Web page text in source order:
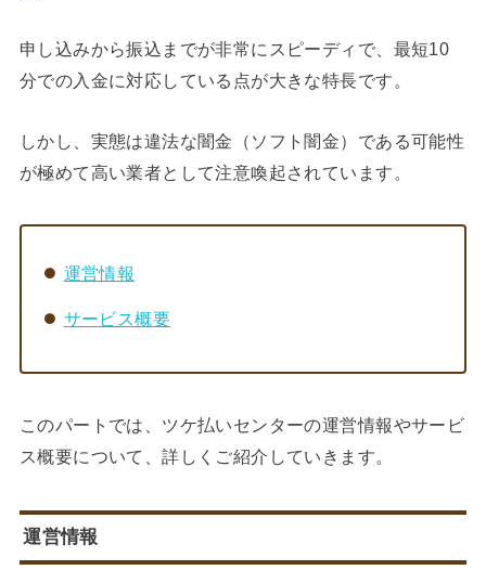
申し込みから振込までが非常にスピーディで、最短10
分での入金に対応している点が大きな特長です。
しかし、実態は違法な闇金（ソフト闇金）である可能性
が極めて高い業者として注意喚起されています。
運営情報
サービス概要
このパートでは、ツケ払いセンターの運営情報やサービ
ス概要について、詳しくご紹介していきます。
運営情報